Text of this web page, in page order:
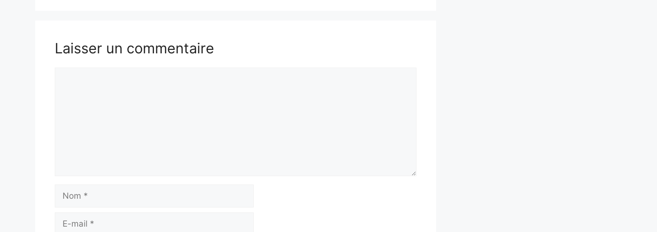
Laisser un commentaire
mail